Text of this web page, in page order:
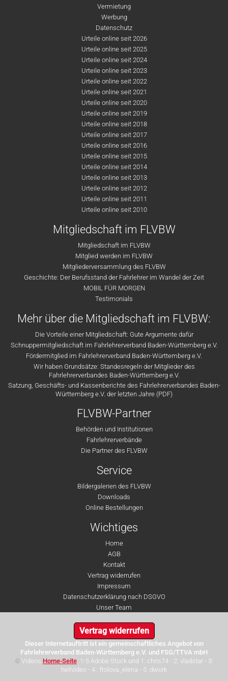
Vermietung
Werbung
Datenschutz
Urteile online seit 2026
Urteile online seit 2025
Urteile online seit 2024
Urteile online seit 2023
Urteile online seit 2022
Urteile online seit 2021
Urteile online seit 2020
Urteile online seit 2019
Urteile online seit 2018
Urteile online seit 2017
Urteile online seit 2016
Urteile online seit 2015
Urteile online seit 2014
Urteile online seit 2013
Urteile online seit 2012
Urteile online seit 2011
Urteile online seit 2010
Mitgliedschaft im FLVBW
Mitgliedschaft im FLVBW
Mitglied werden im FLVBW
Mitgliederversammlung des FLVBW
Geschichte: Der Berufsstand der Fahrlehrer im Wandel der Zeit
MOBIL FÜR MORGEN
Testimonials
Mehr über die Mitgliedschaft im FLVBW:
Die Vorteile einer Mitgliedschaft: Gute Argumente dafür
Schnuppermitgliedschaft im Fahrlehrerverband Baden-Württemberg e.V.
Fördermitglied im Fahrlehrerverband Baden-Württemberg e.V.
Wir haben Grundsätze: Standesregeln der Mitglieder des
Fahrlehrerverbandes Baden-Württemberg e.V.
Satzung, Geschäfts- und Kassenberichte des Fahrlehrerverbandes Baden-
Württemberg e.V. der letzten Jahre (PDF)
FLVBW-Partner
Behörden und Institutionen
Fahrlehrerverbände
Die Partner des FLVBW
Service
Bildergalerien des FLVBW
Downloads
Online Bestellungen
Wichtiges
Home
AGB
Kontakt
Vertrag widerrufen
Impressum
Datenschutzerklärung nach DSGVO
Unser Team
Vertrag widerrufen
Dieser Internetauftritt ist ein gemeinschaftliches Angebot von
Fahrlehrerverband Baden-Württemberg e.V. und FSG/TTVA mbH
© Videos Home-Seite: 1-5 Adobe Stock und 1: chris74 - 2: vladstar - 3:
helivideo - 4 : frolova_elena - 5: dwork